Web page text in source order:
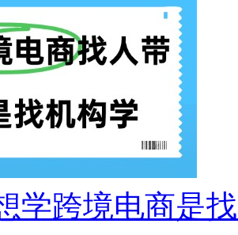
学跨境电商是